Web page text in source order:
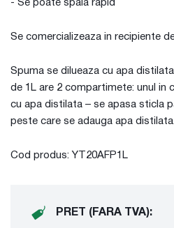
- Se poate spala rapid
Se comercializeaza in recipiente
Spuma se dilueaza cu apa
de 1L are 2 compartimete: unul in
cu apa distilata – se apasa sticla
peste care se adauga apa distilata.
Cod produs: YT20AFP1L
PRET (FARA TVA):